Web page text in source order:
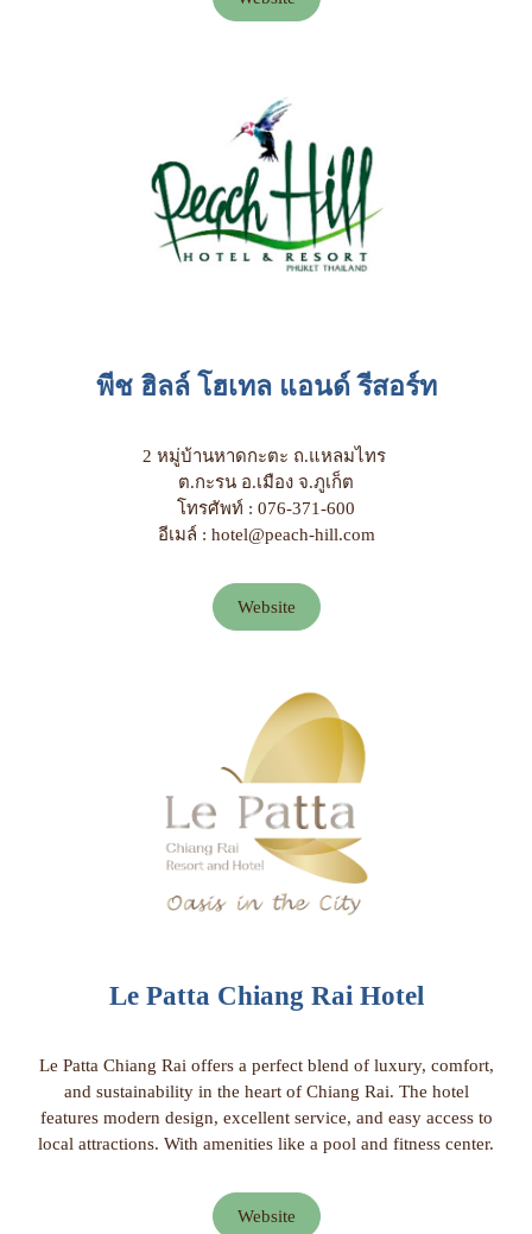
พีช ฮิลล์ โฮเทล แอนด์ รีสอร์ท
2 หมู่บ้านหาดกะตะ ถ.แหลมไทร
ต.กะรน อ.เมือง จ.ภูเก็ต
โทรศัพท์ : 076-371-600
อีเมล์ : hotel@peach-hill.com
Website
Le Patta Chiang Rai Hotel
Le Patta Chiang Rai offers a perfect blend of luxury, comfort,
and sustainability in the heart of Chiang Rai. The hotel
features modern design, excellent service, and easy access to
local attractions. With amenities like a pool and fitness center.
Website